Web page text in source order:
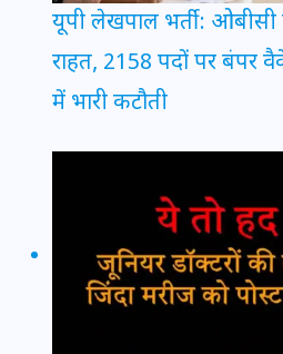
यूपी लेखपाल भर्ती: ओबीसी
राहत, 2158 पदों पर बंपर
में भारी कटौती